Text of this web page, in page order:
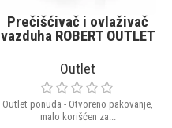
Prečišćivač i ovlaživač
vazduha ROBERT OUTLET
Outlet
Outlet ponuda - Otvoreno pakovanje,
malo korišćen za...